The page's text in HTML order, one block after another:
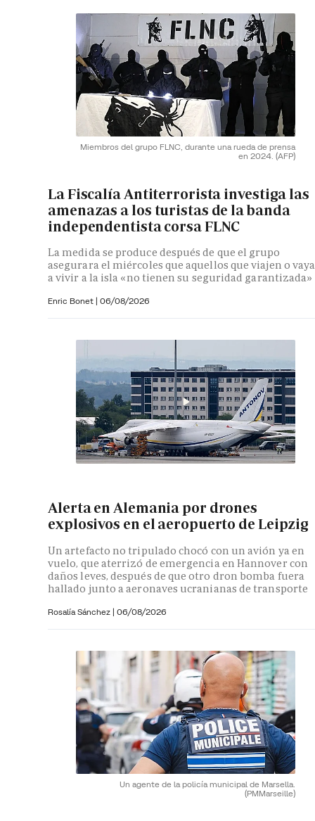
Miembros del grupo FLNC, durante una rueda de prensa
en 2024. (AFP)
La Fiscalía Antiterrorista investiga las
amenazas a los turistas de la banda
independentista corsa FLNC
La medida se produce después de que el grupo
asegurara el miércoles que aquellos que viajen o
a vivir a la isla «no tienen su seguridad garantizada»
Enric Bonet | 06/08/2026
Alerta en Alemania por drones
explosivos en el aeropuerto de Leipzig
Un artefacto no tripulado chocó con un avión ya en
vuelo, que aterrizó de emergencia en Hannover con
daños leves, después de que otro dron bomba fuera
hallado junto a aeronaves ucranianas de transporte
Rosalía Sánchez | 06/08/2026
Un agente de la policía municipal de Marsella.
(PMMarseille)